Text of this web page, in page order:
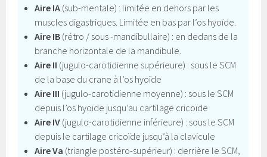
Aire IA (sub-mentale) : limitée en dehors par les
muscles digastriques. Limitée en bas par l’os hyoïde.
Aire IB (rétro / sous -mandibullaire) : en dedans de la
branche horizontale de la mandibule.
Aire II (jugulo-carotidienne supérieure) : sous le SCM
de la base du crane à l’os hyoïde
Aire III (jugulo-carotidienne moyenne) : sous le SCM
depuis l’os hyoïde jusqu’au cartilage cricoïde
Aire IV (jugulo-carotidienne inférieure) : sous le SCM
depuis le cartilage cricoïde jusqu’à la clavicule
Aire Va (triangle postéro-supérieur) : derrière le SCM,